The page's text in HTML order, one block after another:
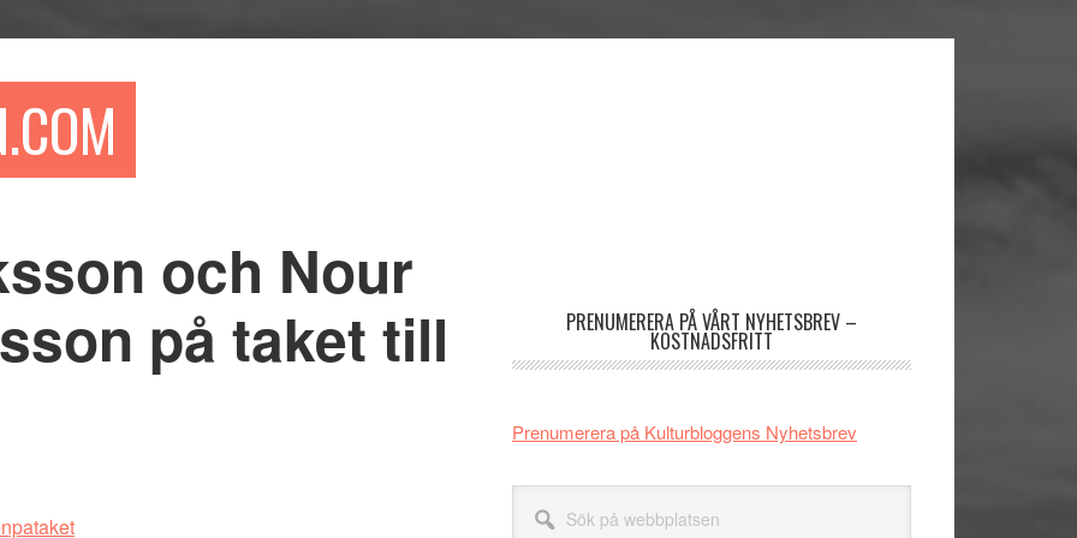
och Nour
på taket till
PRENUMERERA PÅ VÅRT NYHETSBREV –
KOSTNADSFRITT
Prenumerera på Kulturbloggens Nyhetsbrev